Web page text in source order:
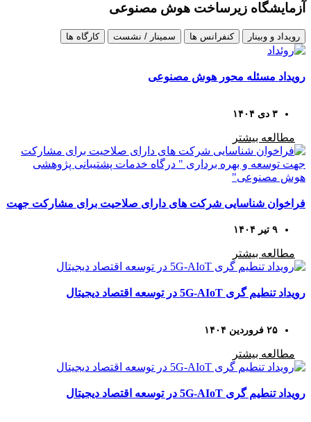
آزمایشگاه زیرساخت هوش مصنوعی
رویداد و وبینار کنفرانس ها سمینار / نشست کارگاه ها
رویداد مسئله محور هوش مصنوعی
۳ دی ۱۴۰۴
مطالعه بیشتر
فراخوان شناسایی شرکت های دارای صلاحیت برای مشارکت جهت
مصنوعی”
۹ تیر ۱۴۰۴
مطالعه بیشتر
رویداد تنطیم گری 5G-AIoT در توسعه اقتصاد دیجیتال
۲۵ فروردین ۱۴۰۴
مطالعه بیشتر
رویداد تنطیم گری 5G-AIoT در توسعه اقتصاد دیجیتال